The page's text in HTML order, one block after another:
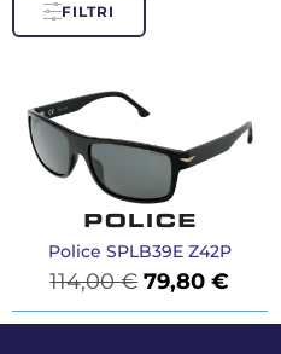
FILTRI
Police SPLB39E Z42P
114,00€ 79,80€